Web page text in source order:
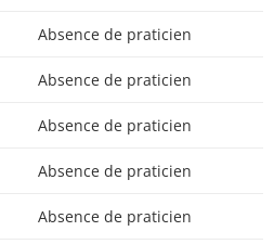
Absence de praticien
Absence de praticien
Absence de praticien
Absence de praticien
Absence de praticien